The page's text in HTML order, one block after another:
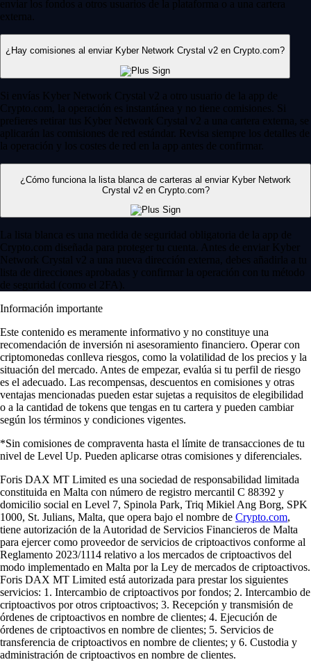
enviar los fondos a otros usuarios de la plataforma o a una cartera
externa.
¿Hay comisiones al enviar Kyber Network Crystal v2 en Crypto.com?
Si envías Kyber Network Crystal v2 a otro usuario de la app de
Crypto.com, la operación es instantánea y no tiene comisiones. Si
prefieres retirar tus Kyber Network Crystal v2 a una cartera externa, se
aplicarán las comisiones de red estándar. Revisa siempre los detalles de
la operación y los costes de red en la app antes de confirmar.
¿Cómo funciona la lista blanca de carteras al enviar Kyber Network
Crystal v2 en Crypto.com?
La lista blanca es una medida de seguridad obligatoria de la app de
Crypto.com diseñada para proteger tu cuenta. Antes de enviar Kyber
Network Crystal v2 a una nueva dirección externa, debes añadirla a tu
lista de direcciones aprobadas y confirmar la operación con tu método
de seguridad (como el 2FA).
Información importante
Este contenido es meramente informativo y no constituye una
recomendación de inversión ni asesoramiento financiero. Operar con
criptomonedas conlleva riesgos, como la volatilidad de los precios y la
situación del mercado. Antes de empezar, evalúa si tu perfil de riesgo
es el adecuado. Las recompensas, descuentos en comisiones y otras
ventajas mencionadas pueden estar sujetas a requisitos de elegibilidad
o a la cantidad de tokens que tengas en tu cartera y pueden cambiar
según los términos y condiciones vigentes.
*Sin comisiones de compraventa hasta el límite de transacciones de tu
nivel de Level Up. Pueden aplicarse otras comisiones y diferenciales.
Foris DAX MT Limited es una sociedad de responsabilidad limitada
constituida en Malta con número de registro mercantil C 88392 y
domicilio social en Level 7, Spinola Park, Triq Mikiel Ang Borg, SPK
1000, St. Julians, Malta, que opera bajo el nombre de Crypto.com,
tiene autorización de la Autoridad de Servicios Financieros de Malta
para ejercer como proveedor de servicios de criptoactivos conforme al
Reglamento 2023/1114 relativo a los mercados de criptoactivos del
modo implementado en Malta por la Ley de mercados de criptoactivos.
Foris DAX MT Limited está autorizada para prestar los siguientes
servicios: 1. Intercambio de criptoactivos por fondos; 2. Intercambio de
criptoactivos por otros criptoactivos; 3. Recepción y transmisión de
órdenes de criptoactivos en nombre de clientes; 4. Ejecución de
órdenes de criptoactivos en nombre de clientes; 5. Servicios de
transferencia de criptoactivos en nombre de clientes; y 6. Custodia y
administración de criptoactivos en nombre de clientes.